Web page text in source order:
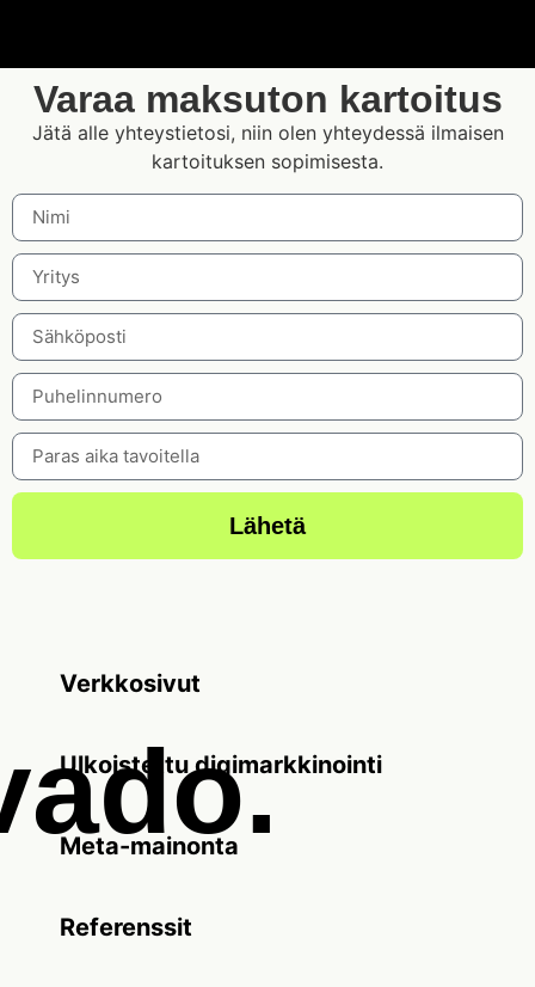
Varaa maksuton kartoitus
Jätä alle yhteystietosi, niin olen yhteydessä ilmaisen
kartoituksen sopimisesta.
Lähetä
Verkkosivut
Ulkoistettu digimarkkinointi
Meta-mainonta
Referenssit